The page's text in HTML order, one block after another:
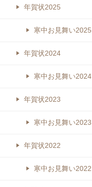
年賀状2025
寒中お見舞い2025
年賀状2024
寒中お見舞い2024
年賀状2023
寒中お見舞い2023
年賀状2022
寒中お見舞い2022